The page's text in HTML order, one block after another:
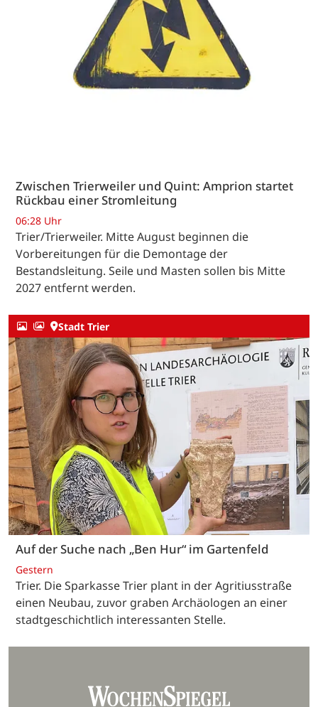
Zwischen Trierweiler und Quint: Amprion startet
Rückbau einer Stromleitung
06:28 Uhr
Trier/Trierweiler. Mitte August beginnen die
Vorbereitungen für die Demontage der
Bestandsleitung. Seile und Masten sollen bis Mitte
2027 entfernt werden.
Stadt Trier
Auf der Suche nach „Ben Hur“ im Gartenfeld
Gestern
Trier. Die Sparkasse Trier plant in der Agritiusstraße
einen Neubau, zuvor graben Archäologen an einer
stadtgeschichtlich interessanten Stelle.